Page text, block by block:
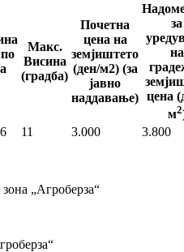
Макс.
Висина
(градба)
Почетна
цена на
земјиштето
(ден/м2) (за
јавно
наддавање)
за
на
цена
м2
11 3.000 3.800
„Агроберза“